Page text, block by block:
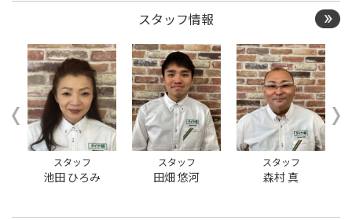
約
クローク契約会員専用タ
イヤ履き替え※タイヤ履
き替えを希望のクローク
契約会員の方はこちらを
選択ください
本日のタイヤ履き替え順
番待ち予約 ※クローク契
約会員の方はご利用いた
だけません
スタッフ情報
スタッフ
池田 ひろみ
スタッフ
田畑 悠河
スタッフ
森村 真